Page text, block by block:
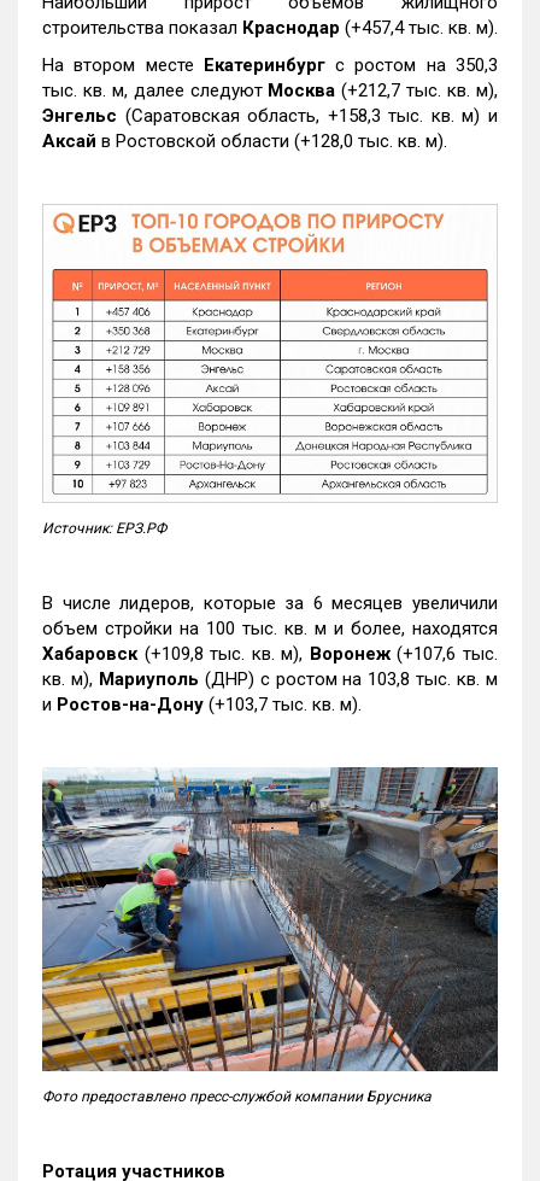
строительства показал Краснодар (+457,4 тыс. кв. м).
На втором месте Екатеринбургс ростом на 350,3
тыс. кв. м, далее следуют Москва (+212,7 тыс. кв. м),
Энгельс (Саратовская область, +158,3 тыс. кв. м) и
Аксай в Ростовской области (+128,0 тыс. кв. м).
Источник: ЕРЗ.РФ
В числе лидеров, которые за 6 месяцев увеличили
объем стройки на 100 тыс. кв. м и более, находятся
Хабаровск (+109,8 тыс. кв. м), Воронеж(+107,6 тыс.
кв. м), Мариуполь (ДНР) с ростом на 103,8 тыс. кв. м
и Ростов-на-Дону (+103,7 тыс. кв. м).
Фото предоставлено пресс-службой компании Брусника
Ротация участников